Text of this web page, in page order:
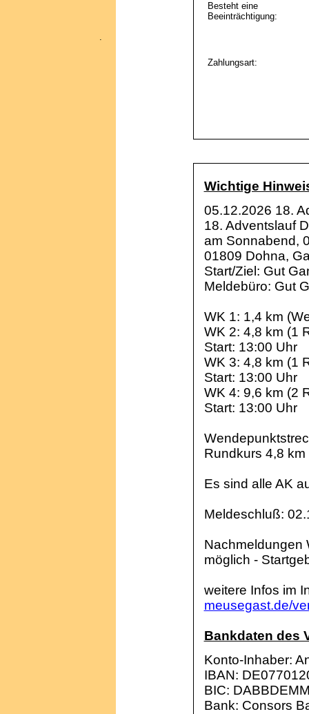
.
Besteht eine
Beeinträchtigung:
Zahlungsart:
Wichtige
05.12.2026 18.
18. Adventslauf
am Sonnabend,
01809 Dohna,
Start/Ziel: Gut
Meldebüro: Gut
WK 1: 1,4 km
WK 2: 4,8 km (1
Start: 13:00 Uhr
WK 3: 4,8 km (1
Start: 13:00 Uhr
WK 4: 9,6 km (2
Start: 13:00 Uhr
Rundkurs 4,8
Es sind alle AK
Meldeschluß:
Nachmeldungen
möglich -
weitere Infos im
meusegast.de/
Bankdaten des
Konto-Inhaber:
IBAN:
BIC:
Bank: Consors